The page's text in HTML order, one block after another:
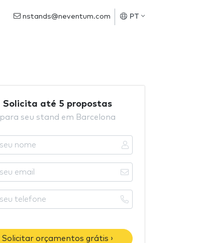
nstands@neventum.com PT
Solicita até 5 propostas
para seu stand em Barcelona
Solicitar orçamentos grátis ›